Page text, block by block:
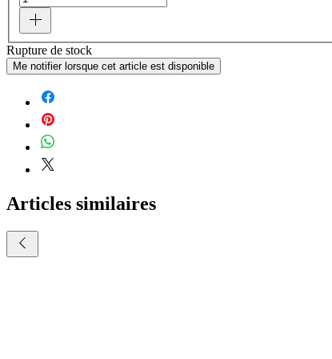
Rupture de stock
Me notifier lorsque cet article est disponible
Articles similaires